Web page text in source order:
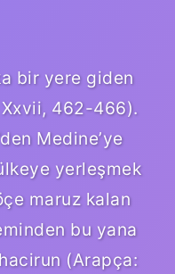
bir yere giden
462-466).
Medine’ye
yerleşmek
maruz kalan
bu yana
(Arapça: